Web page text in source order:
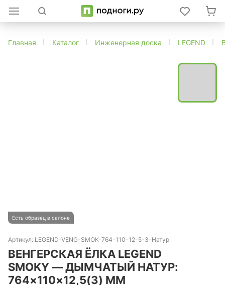
Главная Каталог Инженерная доска LEGEND
Есть образец в салоне
Артикул: LEGEND-VENG-SMOK-764-110-12-5-3-Натур
ВЕНГЕРСКАЯ ЁЛКА LEGEND
SMOKY — ДЫМЧАТЫЙ НАТУР:
764×110×12,5(3) ММ